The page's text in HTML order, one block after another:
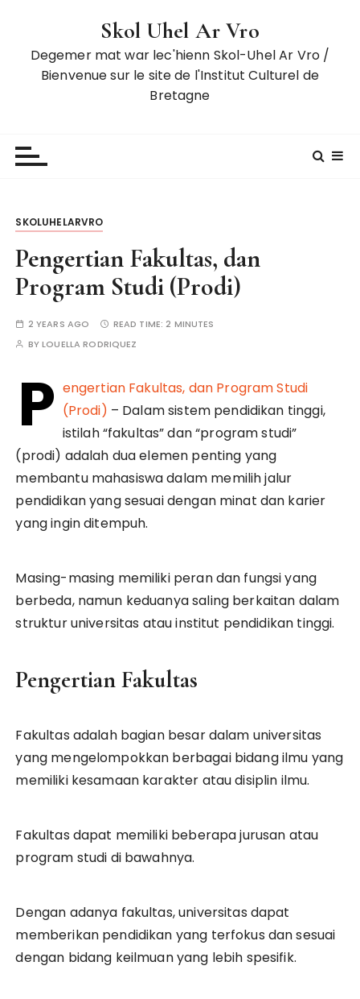
Skol Uhel Ar Vro
Degemer mat war lec'hienn Skol-Uhel Ar Vro /
Bienvenue sur le site de l'Institut Culturel de
Bretagne
SKOLUHELARVRO
Pengertian Fakultas, dan
Program Studi (Prodi)
2 YEARS AGO READ TIME:2 MINUTES
BYLOUELLA RODRIQUEZ
P engertian Fakultas, dan Program Studi
(Prodi) – Dalam sistem pendidikan tinggi,
istilah “fakultas” dan “program studi”
(prodi) adalah dua elemen penting yang
membantu mahasiswa dalam memilih jalur
pendidikan yang sesuai dengan minat dan karier
yang ingin ditempuh.
Masing-masing memiliki peran dan fungsi yang
berbeda, namun keduanya saling berkaitan dalam
struktur universitas atau institut pendidikan tinggi.
Pengertian Fakultas
Fakultas adalah bagian besar dalam universitas
yang mengelompokkan berbagai bidang ilmu yang
memiliki kesamaan karakter atau disiplin ilmu.
Fakultas dapat memiliki beberapa jurusan atau
program studi di bawahnya.
Dengan adanya fakultas, universitas dapat
memberikan pendidikan yang terfokus dan sesuai
dengan bidang keilmuan yang lebih spesifik.